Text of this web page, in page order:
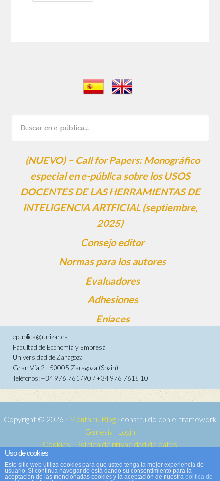
(NUEVO) – Call for Papers: Monográfico
especial en e-pública sobre los USOS
DOCENTES DE LAS HERRAMIENTAS DE
INTELIGENCIA ARTFICIAL (septiembre,
2025)
Consejo editor
Normas para los autores
Evaluadores
Adhesiones
Enlaces
epublica@unizar.es
Facultad de Economía y Empresa
Universidad de Zaragoza
Gran Vía 2 - 50005 Zaragoza (Spain)
Teléfonos: +34 976 761790 / +34 976 7618 10
Copyright © 2026 · Monta tu Blog· construido con el framework
Genesis | Login
Cookies | Política de privacidad de datos
Copyright © 2026 ·
WordPress·Acceder
Uso de cookies
Este sitio web utiliza cookies para que usted tenga la mejor experiencia de
usuario. Si continúa navegando está dando su consentimiento para la
aceptación de las mencionadas cookies y la aceptación de nuestra política de